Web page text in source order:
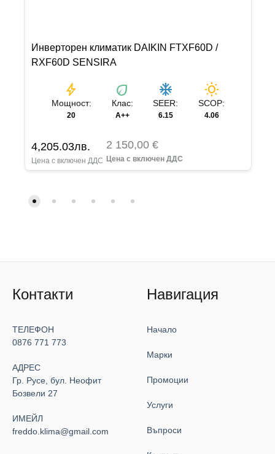
Инверторен климатик DAIKIN FTXF60D /
RXF60D SENSIRA
bolt
Мощност:
20
eco
Клас:
A++
ac_unit
SEER:
6.15
wb_sunny
SCOP:
4.06
4,205.03лв. 2 150,00 €
Контакти
ТЕЛЕФОН
0876 771 773
АДРЕС
Гр. Русе, бул. Неофит
Бозвели 27
ИМЕЙЛ
freddo.klima@gmail.com
Навигация
Начало
Марки
Промоции
Услуги
Въпроси